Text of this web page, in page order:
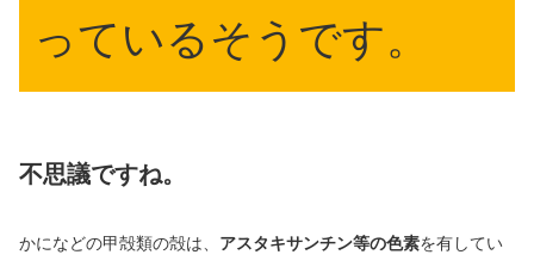
っているそうです。
不思議ですね。
かになどの甲殻類の殻は、 アスタキサンチン等の色素を有してい